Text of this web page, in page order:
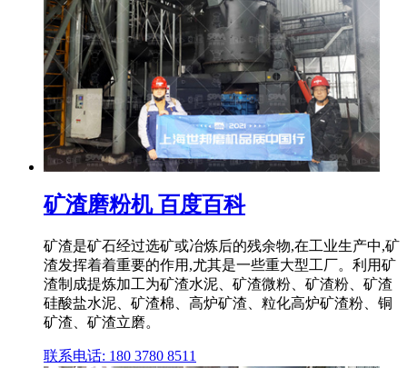
矿渣磨粉机 百度百科
矿渣是矿石经过选矿或冶炼后的残余物,在工业生产中,矿
渣发挥着着重要的作用,尤其是一些重大型工厂。利用矿
渣制成提炼加工为矿渣水泥、矿渣微粉、矿渣粉、矿渣
硅酸盐水泥、矿渣棉、高炉矿渣、粒化高炉矿渣粉、铜
矿渣、矿渣立磨。
联系电话: 180 3780 8511